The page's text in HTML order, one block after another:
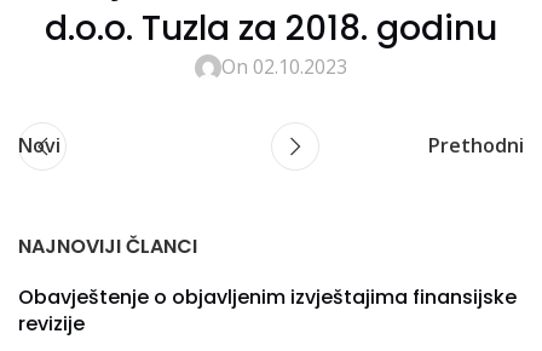
d.o.o. Tuzla za 2018. godinu
On 02.10.2023
Novi Prethodni
NAJNOVIJI ČLANCI
Obavještenje o objavljenim izvještajima finansijske
revizije